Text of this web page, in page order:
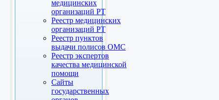
медицинских
организаций РТ
Реестр медицинских
организаций РТ
Реестр пунктов
выдачи полисов ОМС
Реестр экспертов
качества медицинской
помощи
Сайты
государственных